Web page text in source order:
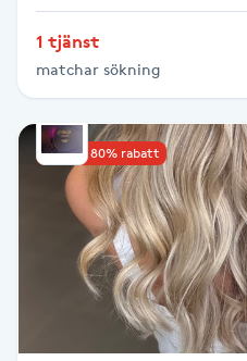
Enzympeeling
Extensions
Extensions borttagning
Eyeliner-tatuering
Face framing
Faceliftmassage
1 tjänst
matchar sökning
Upp till 80% rabatt